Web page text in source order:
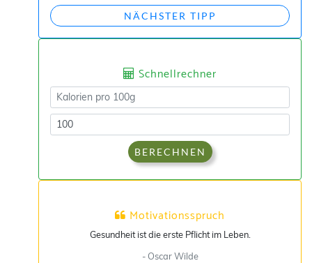
NÄCHSTER TIPP
Schnellrechner
BERECHNEN
Motivationsspruch
Gesundheit ist die erste Pflicht im Leben.
- Oscar Wilde